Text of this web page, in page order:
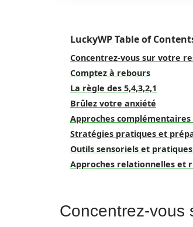
LuckyWP Table of
Concentrez-vous sur votre
Comptez à rebours
La règle des 5,4,3,2,1
Brûlez votre anxiété
Approches
Stratégies pratiques et
Outils sensoriels et
Approches relationnelles et
Concentrez-vous